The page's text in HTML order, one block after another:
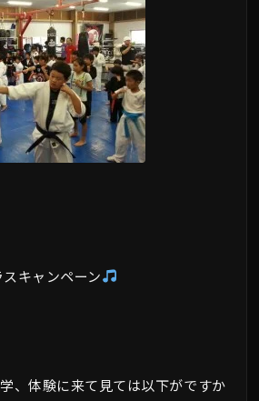
キャンペーン
、体験に来て見ては以下がですか